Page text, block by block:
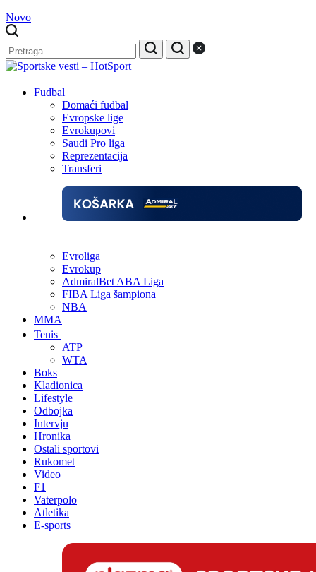
Novo
Fudbal
Domaći fudbal
Evropske lige
Evrokupovi
Saudi Pro liga
Reprezentacija
Transferi
Evroliga
Evrokup
AdmiralBet ABA Liga
FIBA Liga šampiona
NBA
MMA
Tenis
ATP
WTA
Boks
Kladionica
Lifestyle
Odbojka
Intervju
Hronika
Ostali sportovi
Rukomet
Video
F1
Vaterpolo
Atletika
E-sports